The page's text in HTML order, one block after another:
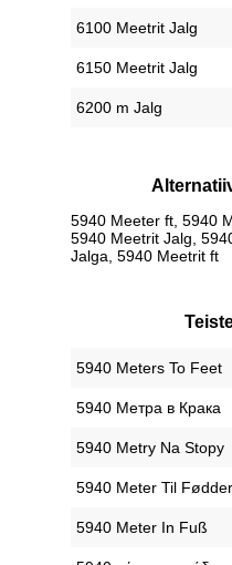
6100 Meetrit Jalg
6150 Meetrit Jalg
6200 m Jalg
5940 Meeter ft, 5940
5940 Meetrit Jalg,
Jalga, 5940 Meetrit ft
‎5940 Meters To Feet
‎5940 Метра в Крака
‎5940 Metry Na Stopy
‎5940 Meter Til Fødder
‎5940 Meter In Fuß